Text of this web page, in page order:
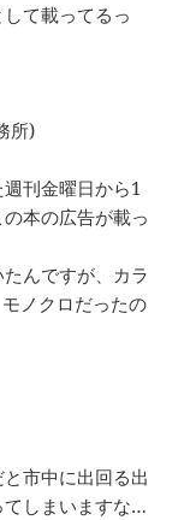
て載ってるっ
所)
刊金曜日から1
本の広告が載っ
んですが、カラ
ノクロだったの
市中に出回る出
てしまいますな…